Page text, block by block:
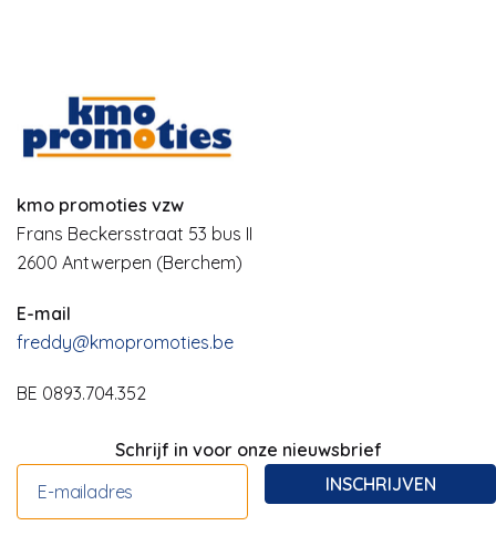
kmo promoties vzw
Frans Beckersstraat 53 bus II
2600 Antwerpen (Berchem)
E-mail
freddy@kmopromoties.be
BE 0893.704.352
Schrijf in voor onze nieuwsbrief
INSCHRIJVEN